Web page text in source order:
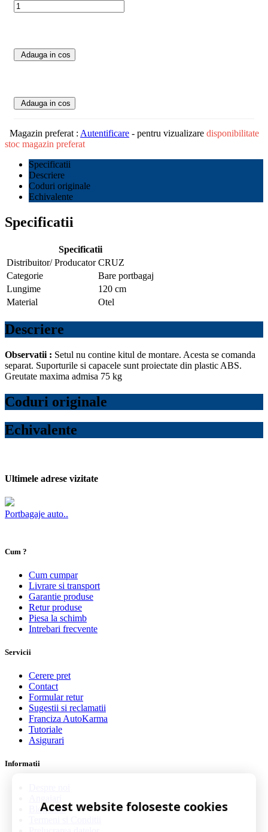
Adauga in cos
Adauga in cos
Magazin preferat : Autentificare - pentru vizualizare disponibilitate
stoc magazin preferat
Specificatii
Descriere
Coduri originale
Echivalente
Specificatii
Specificatii
Distribuitor/ Producator CRUZ
Categorie
Bare portbagaj
Lungime
120 cm
Material
Otel
Descriere
Observatii : Setul nu contine kitul de montare. Acesta se comanda
separat. Suporturile si capacele sunt proiectate din plastic ABS.
Greutate maxima admisa 75 kg
Coduri originale
Echivalente
Ultimele adrese vizitate
Portbagaje auto..
Cum ?
Cum cumpar
Livrare si transport
Garantie produse
Retur produse
Piesa la schimb
Intrebari frecvente
Servicii
Cerere pret
Contact
Formular retur
Sugestii si reclamatii
Franciza AutoKarma
Tutoriale
Asigurari
Informatii
Blog auto
Acest website foloseste cookies